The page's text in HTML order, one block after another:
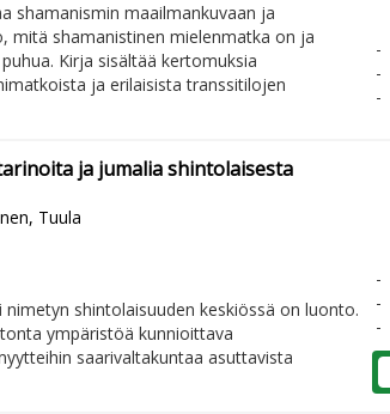
shamanismin maailmankuvaan ja
mitä shamanistinen mielenmatka on ja
Kirja sisältää kertomuksia
ja erilaisista transsitilojen
ja jumalia shintolaisesta
Tuula
nimetyn shintolaisuuden keskiössä on luonto.
ympäristöä kunnioittava
saarivaltakuntaa asuttavista